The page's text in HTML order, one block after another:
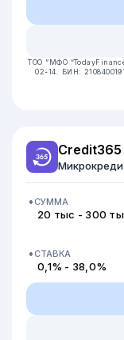
ТОО “МФО
02-14.
БИН:
Credit365
СУММА
20 тыс - 300
СТАВКА
0,1% - 38,0%